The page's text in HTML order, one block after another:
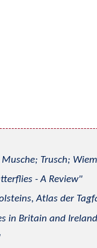
Trusch;
- A Review
Atlas der
in Britain and Ireland